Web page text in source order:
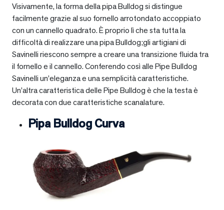
Visivamente, la forma della pipa Bulldog si distingue
facilmente grazie al suo fornello arrotondato accoppiato
con un cannello quadrato. È proprio lì che sta tutta la
difficoltà di realizzare una pipa Bulldog;gli artigiani di
Savinelli riescono sempre a creare una transizione fluida tra
il fornello e il cannello. Conferendo così alle Pipe Bulldog
Savinelli un’eleganza e una semplicità caratteristiche.
Un’altra caratteristica delle Pipe Bulldog è che la testa è
decorata con due caratteristiche scanalature.
Pipa Bulldog Curva